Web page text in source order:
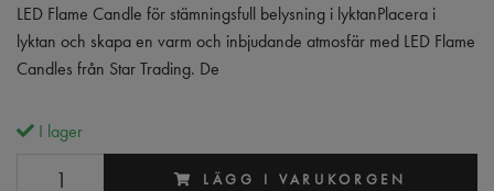
LED Flame Candle för stämningsfull belysning i lyktanPlacera i
lyktan och skapa en varm och inbjudande atmosfär med LED Flame
Candles från Star Trading. De
I lager
LÄGG I VARUKORGEN